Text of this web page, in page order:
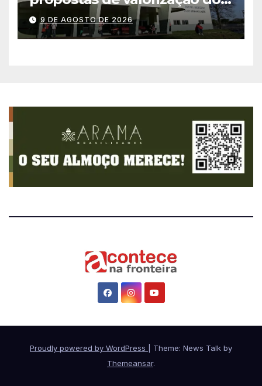
trabalhadores e institui mesa
permanente de negociação
9 DE AGOSTO DE 2026
Proudly powered by WordPress
Theme: News Talk by
Themeansar.